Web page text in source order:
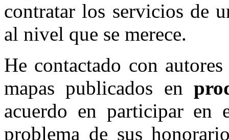
contratar los servicios de
al nivel que se merece.
He contactado con
mapas publicados en
acuerdo en participar en
problema de sus